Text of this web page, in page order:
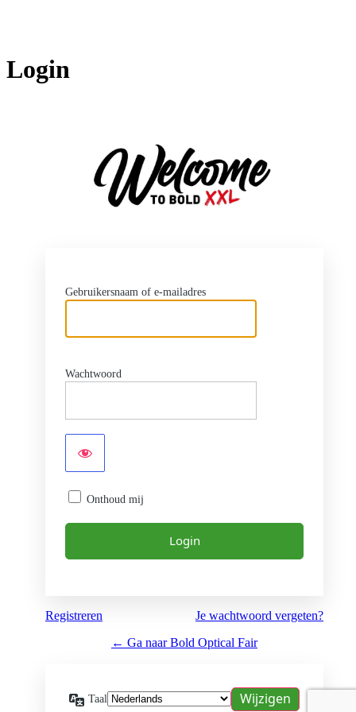
Login
Gebruikersnaam of e-mailadres
Wachtwoord
Onthoud mij
Registreren
Je wachtwoord vergeten?
← Ga naar Bold Optical Fair
Taal